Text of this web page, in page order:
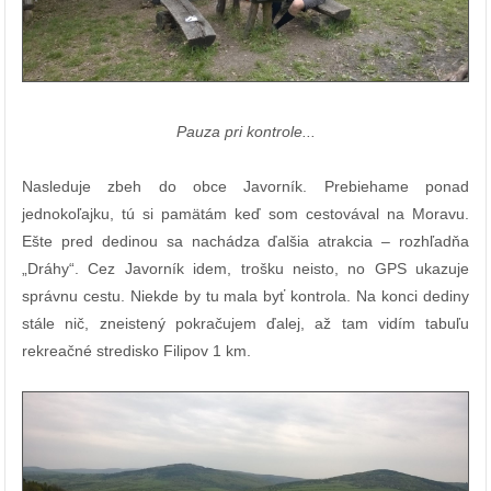
Pauza pri kontrole...
Nasleduje zbeh do obce Javorník. Prebiehame ponad
jednokoľajku, tú si pamätám keď som cestovával na Moravu.
Ešte pred dedinou sa nachádza ďalšia atrakcia – rozhľadňa
„Dráhy“. Cez Javorník idem, trošku neisto, no GPS ukazuje
správnu cestu. Niekde by tu mala byť kontrola. Na konci dediny
stále nič, zneistený pokračujem ďalej, až tam vidím tabuľu
rekreačné stredisko Filipov 1 km.